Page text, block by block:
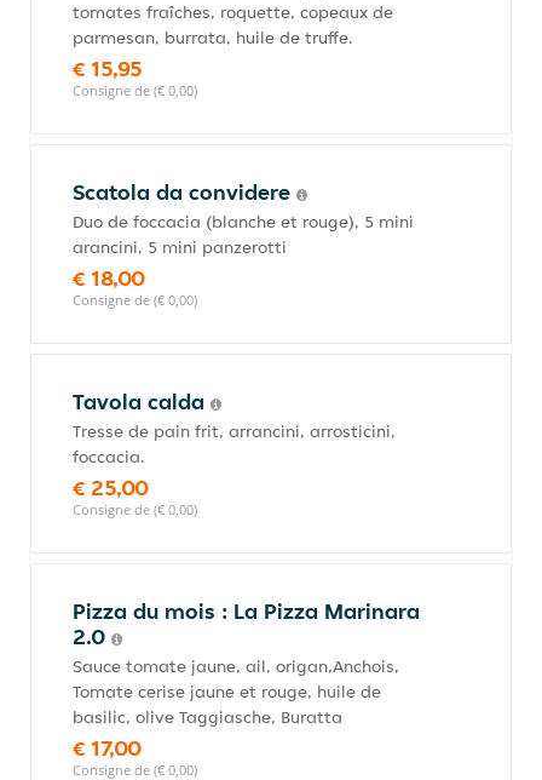
tomates fraîches, roquette, copeaux de
parmesan, burrata, huile de truffe.
€ 15,95
Consigne de (€ 0,00)
Scatola da convidere
Duo de foccacia (blanche et rouge), 5 mini
arancini, 5 mini panzerotti
€ 18,00
Consigne de (€ 0,00)
Tavola calda
Tresse de pain frit, arrancini, arrosticini,
foccacia.
€ 25,00
Consigne de (€ 0,00)
Pizza du mois : La Pizza Marinara
2.0
Sauce tomate jaune, ail, origan,Anchois,
Tomate cerise jaune et rouge, huile de
basilic, olive Taggiasche, Buratta
€ 17,00
Consigne de (€ 0,00)